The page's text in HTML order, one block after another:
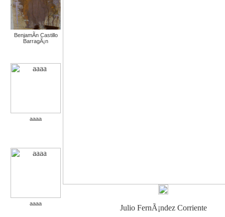
BenjamÃ­n Castillo
BarragÃ¡n
Julio FernÃ¡ndez Corriente
aaaa
aaaa